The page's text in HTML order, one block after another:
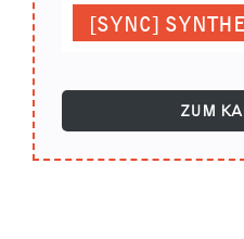
[SYNC]
ZUM